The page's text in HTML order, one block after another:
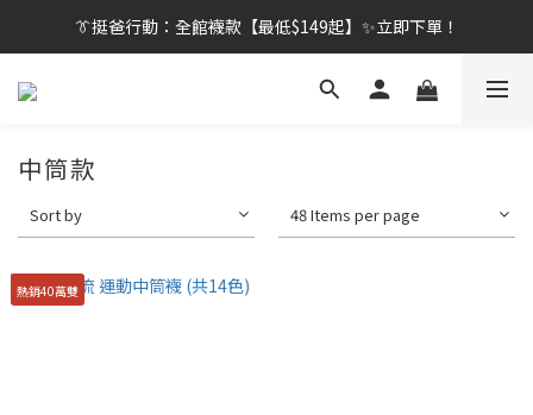
👔挺爸行動：全館襪款【最低$149起】✨立即下單！
👔挺爸行動：全館襪款【最低$149起】✨立即下單！
👔挺爸滿額贈：滿$1888就送💎品牌壓縮旅行袋！
👔挺爸行動：全館襪款【最低$149起】✨立即下單！
中筒款
Sort by 48 Items per page
熱銷40萬雙